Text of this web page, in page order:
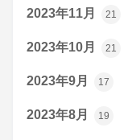
2023年11月 21
2023年10月 21
2023年9月 17
2023年8月 19